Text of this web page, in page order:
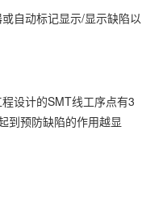
自动标记显示/显示缺陷以
设计的SMT线工序点有3
到预防缺陷的作用越显